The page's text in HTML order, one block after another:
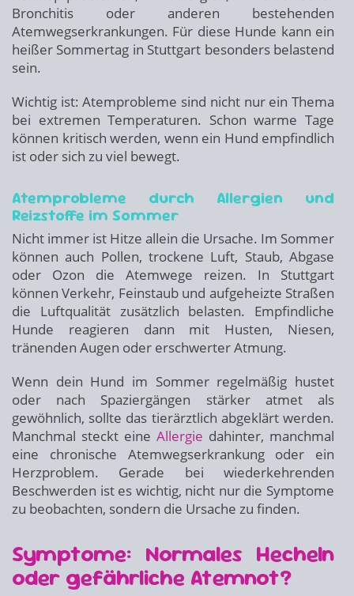
Bronchitis oder anderen bestehenden
Atemwegserkrankungen. Für diese Hunde kann ein
heißer Sommertag in Stuttgart besonders belastend
sein.
Wichtig ist: Atemprobleme sind nicht nur ein Thema
bei extremen Temperaturen. Schon warme Tage
können kritisch werden, wenn ein Hund empfindlich
ist oder sich zu viel bewegt.
Atemprobleme durch Allergien und
Reizstoffe im Sommer
Nicht immer ist Hitze allein die Ursache. Im Sommer
können auch Pollen, trockene Luft, Staub, Abgase
oder Ozon die Atemwege reizen. In Stuttgart
können Verkehr, Feinstaub und aufgeheizte Straßen
die Luftqualität zusätzlich belasten. Empfindliche
Hunde reagieren dann mit Husten, Niesen,
tränenden Augen oder erschwerter Atmung.
Wenn dein Hund im Sommer regelmäßig hustet
oder nach Spaziergängen stärker atmet als
gewöhnlich, sollte das tierärztlich abgeklärt werden.
Manchmal steckt eine Allergie dahinter, manchmal
eine chronische Atemwegserkrankung oder ein
Herzproblem. Gerade bei wiederkehrenden
Beschwerden ist es wichtig, nicht nur die Symptome
zu beobachten, sondern die Ursache zu finden.
Symptome: Normales Hecheln
oder gefährliche Atemnot?